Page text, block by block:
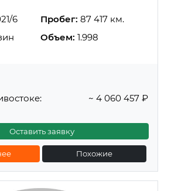
6 Пробег: 87 417 км.
Объем: 1.998
~ 4 060 457 ₽
Оставить заявку
Похожие